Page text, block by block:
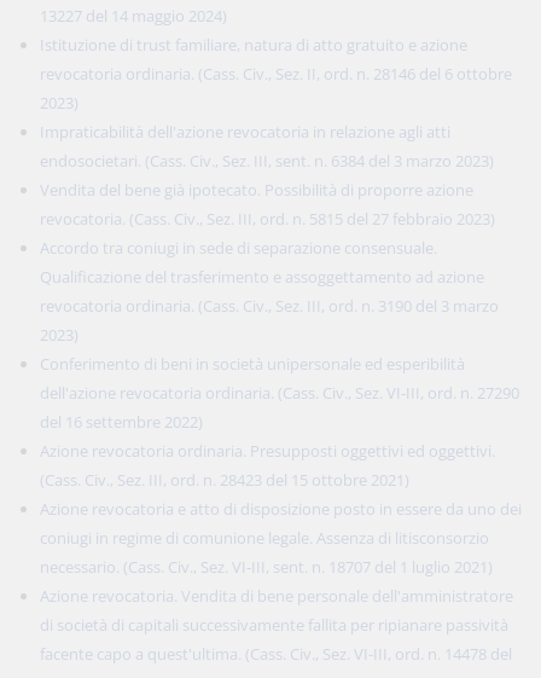
13227 del 14 maggio 2024)
Istituzione di trust familiare, natura di atto gratuito e azione
revocatoria ordinaria. (Cass. Civ., Sez. II, ord. n. 28146 del 6 ottobre
2023)
Impraticabilità dell'azione revocatoria in relazione agli atti
endosocietari. (Cass. Civ., Sez. III, sent. n. 6384 del 3 marzo 2023)
Vendita del bene già ipotecato. Possibilità di proporre azione
revocatoria. (Cass. Civ., Sez. III, ord. n. 5815 del 27 febbraio 2023)
Accordo tra coniugi in sede di separazione consensuale.
Qualificazione del trasferimento e assoggettamento ad azione
revocatoria ordinaria. (Cass. Civ., Sez. III, ord. n. 3190 del 3 marzo
2023)
Conferimento di beni in società unipersonale ed esperibilità
dell'azione revocatoria ordinaria. (Cass. Civ., Sez. VI-III, ord. n. 27290
del 16 settembre 2022)
Azione revocatoria ordinaria. Presupposti oggettivi ed oggettivi.
(Cass. Civ., Sez. III, ord. n. 28423 del 15 ottobre 2021)
Azione revocatoria e atto di disposizione posto in essere da uno dei
coniugi in regime di comunione legale. Assenza di litisconsorzio
necessario. (Cass. Civ., Sez. VI-III, sent. n. 18707 del 1 luglio 2021)
Azione revocatoria. Vendita di bene personale dell'amministratore
di società di capitali successivamente fallita per ripianare passività
facente capo a quest'ultima. (Cass. Civ., Sez. VI-III, ord. n. 14478 del